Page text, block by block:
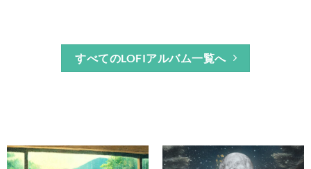
すべてのLOFIアルバム一覧へ